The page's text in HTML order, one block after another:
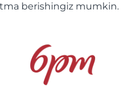
berishingiz mumkin.